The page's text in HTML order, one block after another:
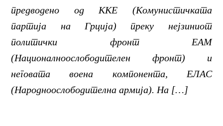
предводено од ККЕ (Комунистичката
партија на Грција) преку нејзиниот
политички фронт ЕАМ
(Националноослободителен фронт) и
неговата воена компонента, ЕЛАС
(Народноослободителна армија). На […]